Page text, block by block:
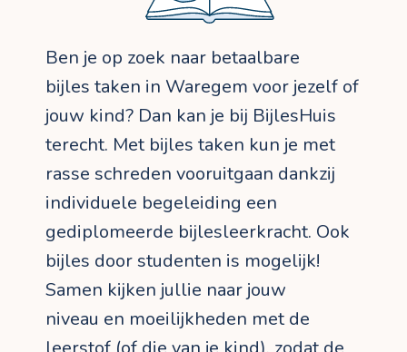
Ben je op zoek naar betaalbare
bijles taken in Waregem voor jezelf of
jouw kind? Dan kan je bij BijlesHuis
terecht. Met bijles taken kun je met
rasse schreden vooruitgaan dankzij
individuele begeleiding een
gediplomeerde bijlesleerkracht. Ook
bijles door studenten is mogelijk!
Samen kijken jullie naar jouw
niveau en moeilijkheden met de